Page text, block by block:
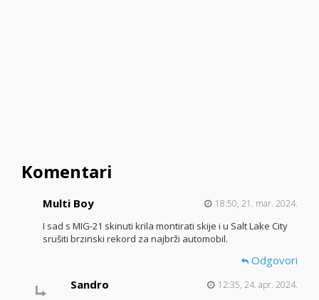
Komentari
Multi Boy 18:50, 21. mar. 2024.
I sad s MIG-21 skinuti krila montirati skije i u Salt Lake City
srušiti brzinski rekord za najbrži automobil.
Odgovori
Sandro
12:35, 24. apr. 2024.